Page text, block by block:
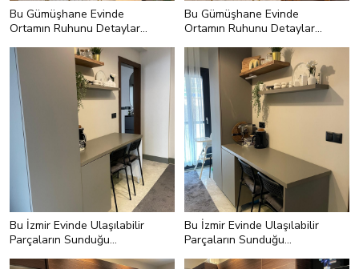
Bu Gümüşhane Evinde
Ortamın Ruhunu Detaylar
Bu Gümüşhane Evinde
Ortamın Ruhunu Detaylar
Bu İzmir Evinde Ulaşılabilir
Parçaların Sunduğu
Bu İzmir Evinde Ulaşılabilir
Parçaların Sunduğu